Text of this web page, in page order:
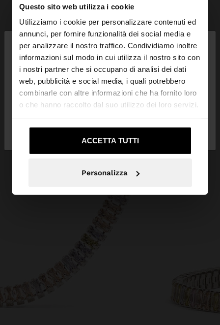
Questo sito web utilizza i cookie
Utilizziamo i cookie per personalizzare contenuti ed
annunci, per fornire funzionalità dei social media e
per analizzare il nostro traffico. Condividiamo inoltre
informazioni sul modo in cui utilizza il nostro sito con
i nostri partner che si occupano di analisi dei dati
web, pubblicità e social media, i quali potrebbero
combinarle con altre informazioni che ha fornito loro
o che hanno raccolto dal suo utilizzo dei loro servizi.
ACCETTA TUTTI
Personalizza
ciao ×
Stai accedendo al sito da Italia. Vuoi navigare sul
nostro sito United States?